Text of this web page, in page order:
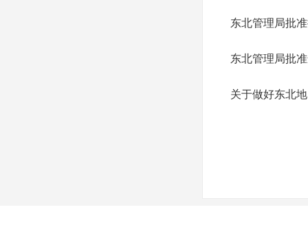
东北管理局批
东北管理局批
关于做好东北